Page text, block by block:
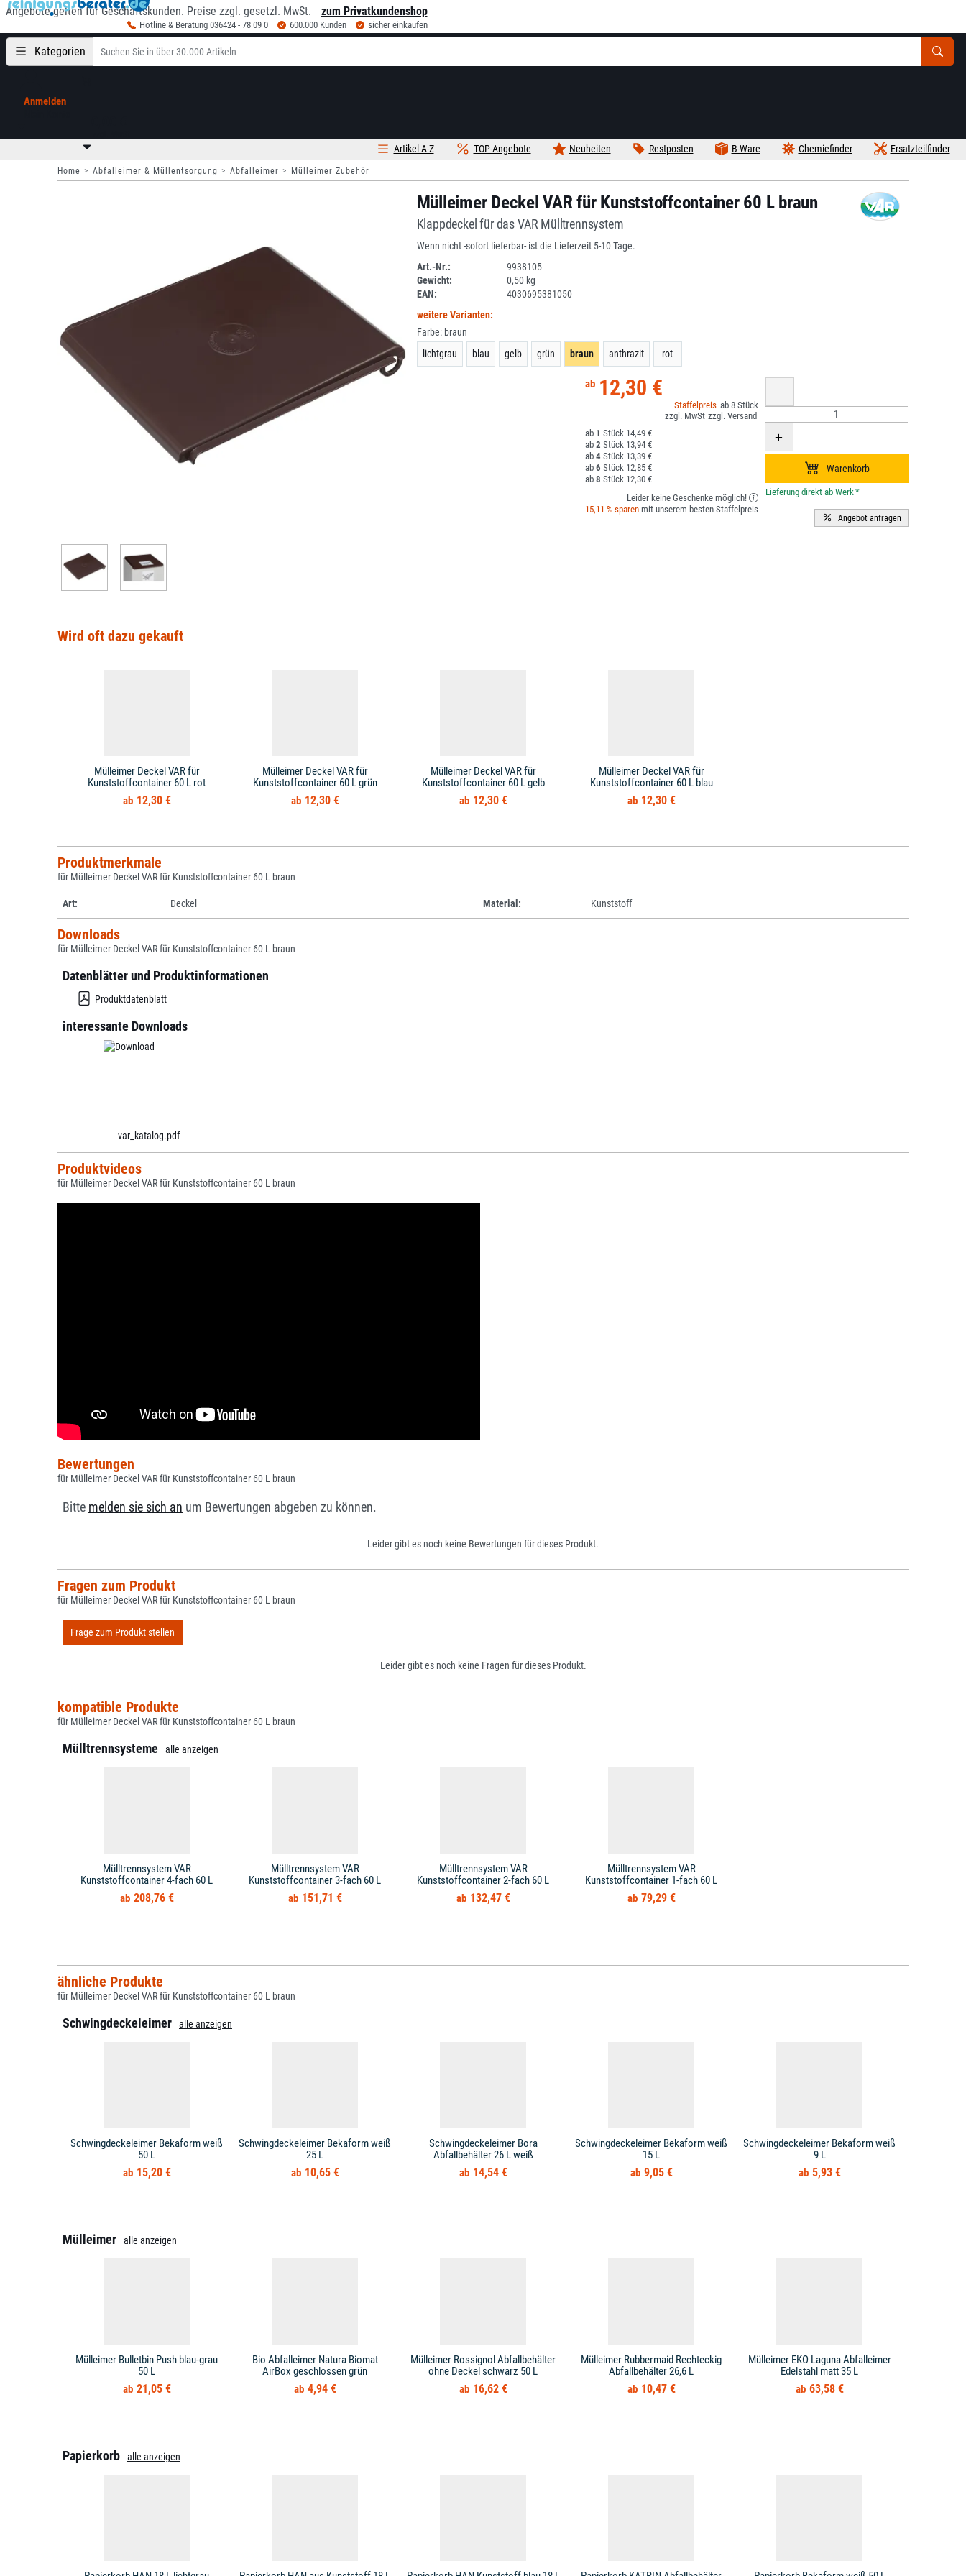
Angebote gelten für Geschäftskunden. Preise zzgl. gesetzl. MwSt. zum Privatkundenshop
Hotline & Beratung 036424 - 78 09 0 600.000 Kunden sicher einkaufen
Kategorien
Anmelden
Ersatzteilfinder
Chemiefinder
B-Ware
Restposten
Neuheiten
TOP-Angebote
Artikel A-Z
Home Abfalleimer & Müllentsorgung Abfalleimer Mülleimer Zubehör
Mülleimer Deckel VAR für Kunststoffcontainer 60 L braun
Klappdeckel für das VAR Mülltrennsystem
Wenn nicht -sofort lieferbar- ist die Lieferzeit 5-10 Tage.
Art.-Nr.:
9938105
Gewicht:
0,50 kg
EAN:
4030695381050
weitere Varianten:
Farbe: braun
lichtgrau
blau gelb grün braun anthrazit rot
12,30 €
8
1
14,49 €
2
13,94 €
4
13,39 €
6
12,85 €
8
12,30 €
Leider keine Geschenke möglich!
15,11 % sparenmit unserem besten Staffelpreis
*
Wird oft dazu gekauft
Mülleimer Deckel VAR für
Kunststoffcontainer 60 L rot
12,30 €
Mülleimer Deckel VAR für
Kunststoffcontainer 60 L grün
12,30 €
Mülleimer Deckel VAR für
Kunststoffcontainer 60 L gelb
12,30 €
Mülleimer Deckel VAR für
Kunststoffcontainer 60 L blau
12,30 €
Produktmerkmale
für Mülleimer Deckel VAR für Kunststoffcontainer 60 L braun
Art: Deckel Material: Kunststoff
Downloads
für Mülleimer Deckel VAR für Kunststoffcontainer 60 L braun
Datenblätter und Produktinformationen
Produktdatenblatt
interessante Downloads
var_katalog.pdf
Produktvideos
für Mülleimer Deckel VAR für Kunststoffcontainer 60 L braun
Bewertungen
für Mülleimer Deckel VAR für Kunststoffcontainer 60 L braun
Bitte melden sie sich an um Bewertungen abgeben zu können.
Leider gibt es noch keine Bewertungen für dieses Produkt.
Fragen zum Produkt
für Mülleimer Deckel VAR für Kunststoffcontainer 60 L braun
Frage zum Produkt stellen
Leider gibt es noch keine Fragen für dieses Produkt.
kompatible Produkte
für Mülleimer Deckel VAR für Kunststoffcontainer 60 L braun
Mülltrennsysteme alle anzeigen
Mülltrennsystem VAR
Kunststoffcontainer 4-fach 60 L
208,76 €
Mülltrennsystem VAR
Kunststoffcontainer 3-fach 60 L
151,71 €
Mülltrennsystem VAR
Kunststoffcontainer 2-fach 60 L
132,47 €
Mülltrennsystem VAR
Kunststoffcontainer 1-fach 60 L
79,29 €
ähnliche Produkte
für Mülleimer Deckel VAR für Kunststoffcontainer 60 L braun
Schwingdeckeleimer alle anzeigen
Schwingdeckeleimer Bekaform weiß
50 L
15,20 €
Schwingdeckeleimer Bekaform weiß
25 L
10,65 €
Schwingdeckeleimer Bora
Abfallbehälter 26 L weiß
14,54 €
Schwingdeckeleimer Bekaform weiß
15 L
9,05 €
Schwingdeckeleimer Bekaform weiß
9 L
5,93 €
Mülleimer alle anzeigen
Mülleimer Bulletbin Push blau-grau
50 L
21,05 €
Bio Abfalleimer Natura Biomat
AirBox geschlossen grün
4,94 €
Mülleimer Rossignol Abfallbehälter
ohne Deckel schwarz 50 L
16,62 €
Mülleimer Rubbermaid Rechteckig
Abfallbehälter 26,6 L
10,47 €
Mülleimer EKO Laguna Abfalleimer
Edelstahl matt 35 L
63,58 €
Papierkorb alle anzeigen